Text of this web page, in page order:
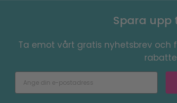
Spara upp
Ta emot vårt gratis nyhetsbrev och